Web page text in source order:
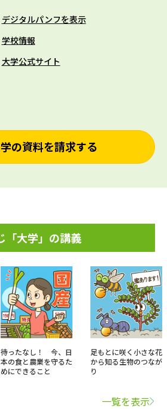
デジタルパンフを表示
学校情報
大学公式サイト
の資料を請求する
「大学」の講義
待ったなし！ 今、日
本の食と農業を守るた
めにできること
足もとに咲く小さな花
から知る生物のつなが
り
一覧を表示